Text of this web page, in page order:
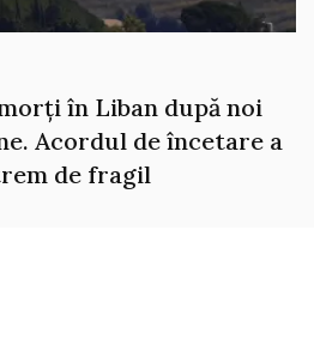
în Liban după noi
Acordul de încetare a
de fragil